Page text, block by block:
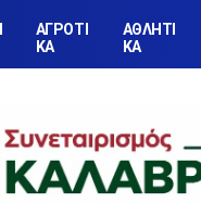
ΑΓΡΟΤΙ
ΚΑ
ΑΘΛΗΤΙ
ΚΑ